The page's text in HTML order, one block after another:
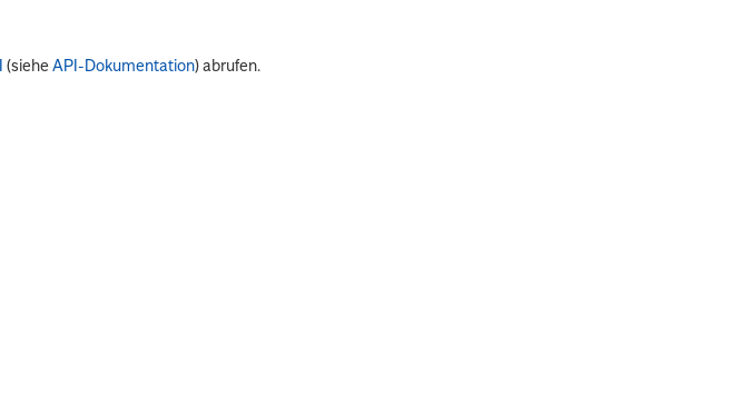
(sieheAPI-Dokumentation) abrufen.